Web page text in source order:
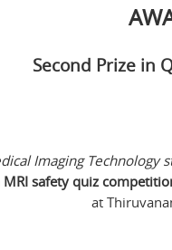
Second Prize in
Imaging
MRI safety quiz
at